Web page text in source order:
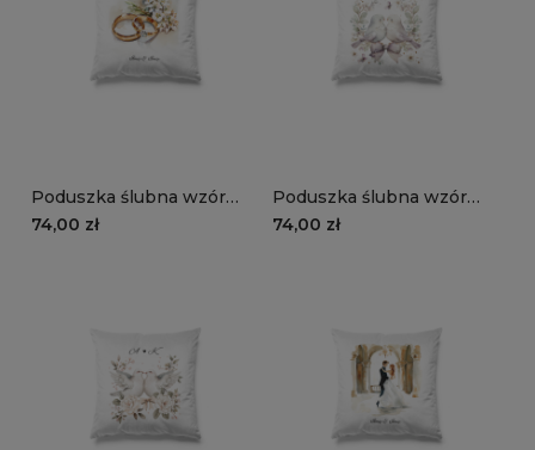
Poduszka ślubna wzór
LS30 | obrączki
74,00 zł
Poduszka ślubna wzór
LS29 | gołąbki
74,00 zł